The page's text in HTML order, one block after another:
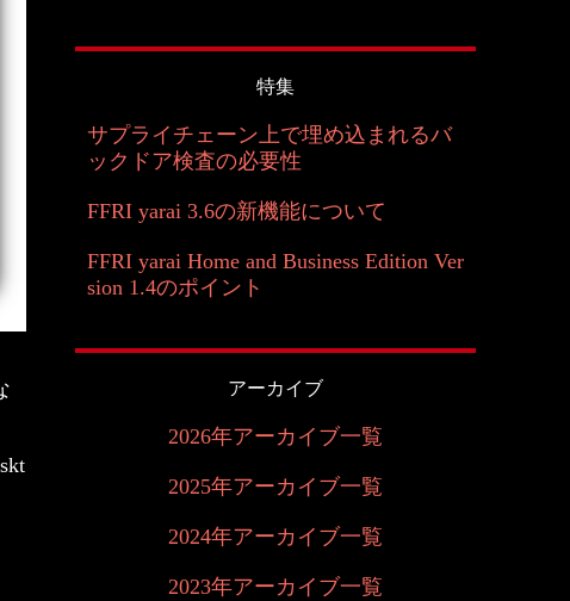
特集
サプライチェーン上で埋め込まれるバ
ックドア検査の必要性
FFRI yarai 3.6の新機能について
FFRI yarai Home and Business Edition Ver
sion 1.4のポイント
アーカイブ
2026年アーカイブ一覧
2025年アーカイブ一覧
2024年アーカイブ一覧
2023年アーカイブ一覧